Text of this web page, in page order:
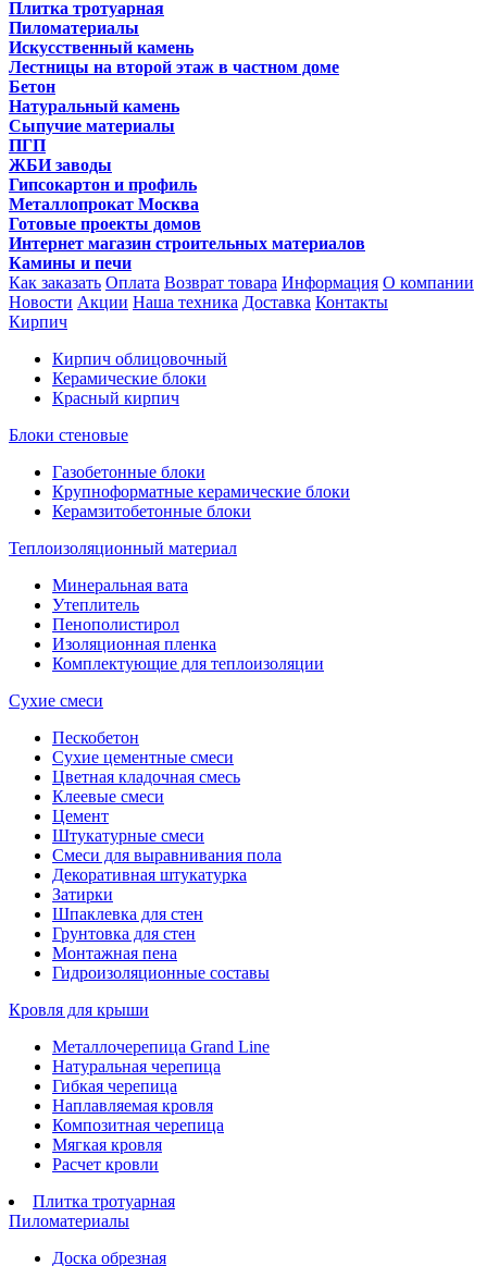
Плитка тротуарная
Пиломатериалы
Искусственный камень
Лестницы на второй этаж в частном доме
Бетон
Натуральный камень
Сыпучие материалы
ПГП
ЖБИ заводы
Гипсокартон и профиль
Металлопрокат Москва
Готовые проекты домов
Интернет магазин строительных материалов
Камины и печи
Как заказать Оплата Возврат товара Информация О компании
Новости Акции Наша техника Доставка Контакты
Кирпич
Кирпич облицовочный
Керамические блоки
Красный кирпич
Блоки стеновые
Газобетонные блоки
Крупноформатные керамические блоки
Керамзитобетонные блоки
Теплоизоляционный материал
Минеральная вата
Утеплитель
Пенополистирол
Изоляционная пленка
Комплектующие для теплоизоляции
Сухие смеси
Пескобетон
Сухие цементные смеси
Цветная кладочная смесь
Клеевые смеси
Цемент
Штукатурные смеси
Смеси для выравнивания пола
Декоративная штукатурка
Затирки
Шпаклевка для стен
Грунтовка для стен
Монтажная пена
Гидроизоляционные составы
Кровля для крыши
Металлочерепица Grand Line
Натуральная черепица
Гибкая черепица
Наплавляемая кровля
Композитная черепица
Мягкая кровля
Расчет кровли
Плитка тротуарная
Пиломатериалы
Доска обрезная